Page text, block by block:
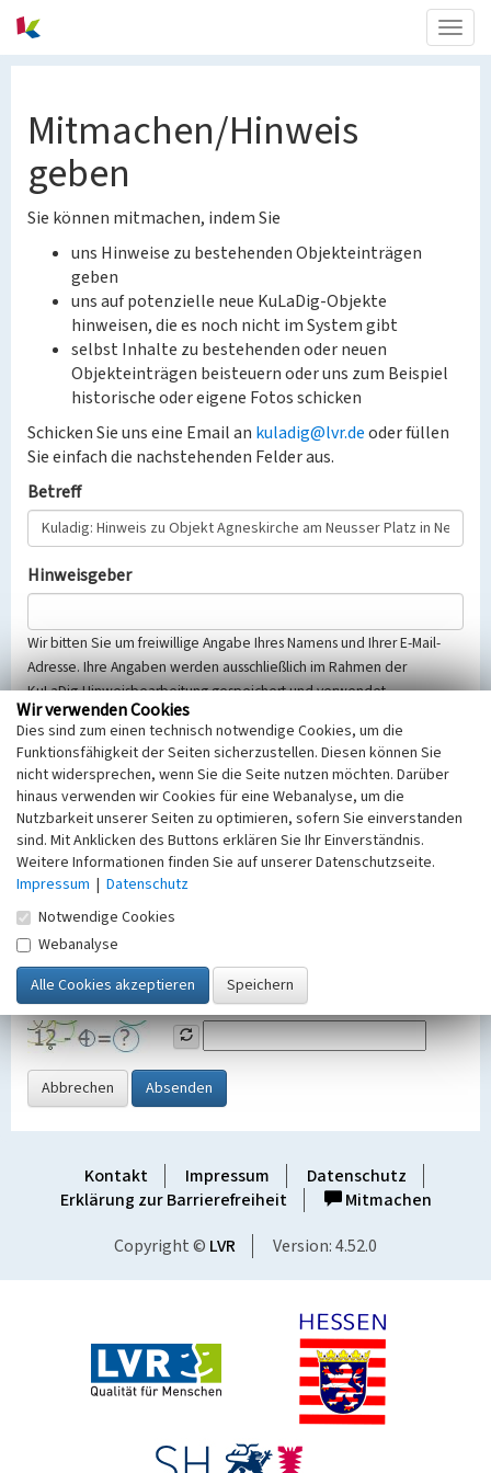
Mitmachen/Hinweis
geben
Sie können mitmachen, indem Sie
uns Hinweise zu bestehenden Objekteinträgen
geben
uns auf potenzielle neue KuLaDig-Objekte
hinweisen, die es noch nicht im System gibt
selbst Inhalte zu bestehenden oder neuen
Objekteinträgen beisteuern oder uns zum Beispiel
historische oder eigene Fotos schicken
Schicken Sie uns eine Email an kuladig@lvr.deoder füllen
Sie einfach die nachstehenden Felder aus.
Betreff
Hinweisgeber
Wir bitten Sie um freiwillige Angabe Ihres Namens und Ihrer E-Mail-
Adresse. Ihre Angaben werden ausschließlich im Rahmen der
KuLaDig-Hinweisbearbeitung gespeichert und verwendet.
Selbstverständlich werden diese entsprechend der Vorschriften des
Telemediengesetzes, des Datenschutzgesetzes NRW und der seit
dem 25.05.2018 gültigen Europäischen Datenschutzgrundverordnung
(EU-DSGVO) vertraulich behandelt, beachten Sie bitte unsere
Hinweise zumDatenschutz
Nachricht
SicherheitsabfrageTragen Sie unten das Rechenergebnis aus der
Grafik ein
Abbrechen Absenden
Kontakt Impressum
Datenschutz
Erklärung zur Barrierefreiheit
Mitmachen
Copyright © LVR Version: 4.52.0
Wir verwenden Cookies
Dies sind zum einen technisch notwendige Cookies, um die
Funktionsfähigkeit der Seiten sicherzustellen. Diesen können Sie
nicht widersprechen, wenn Sie die Seite nutzen möchten. Darüber
hinaus verwenden wir Cookies für eine Webanalyse, um die
Nutzbarkeit unserer Seiten zu optimieren, sofern Sie einverstanden
sind. Mit Anklicken des Buttons erklären Sie Ihr Einverständnis.
Weitere Informationen finden Sie auf unserer Datenschutzseite.
Impressum | Datenschutz
Notwendige Cookies
Webanalyse